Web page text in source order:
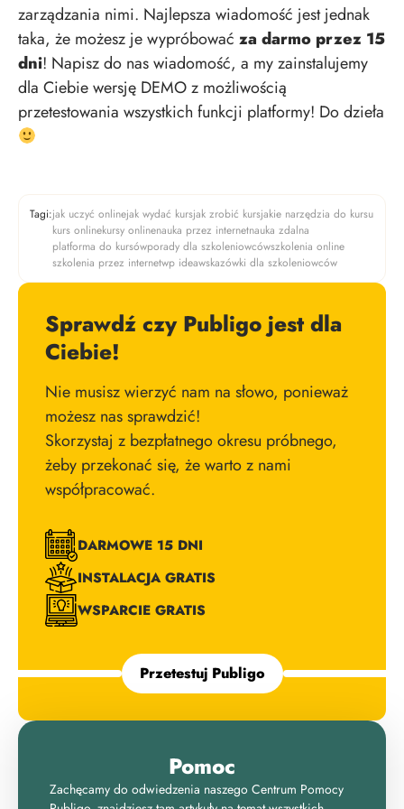
zarządzania nimi. Najlepsza wiadomość jest jednak
taka, że możesz je wypróbować za darmo przez 15
dni! Napisz do nas wiadomość, a my zainstalujemy
dla Ciebie wersję DEMO z możliwością
przetestowania wszystkich funkcji platformy! Do dzieła
Tagi:jak uczyć onlinejak wydać kursjak zrobić kursjakie narzędzia do kursu
kurs onlinekursy onlinenauka przez internetnauka zdalna
platforma do kursówporady dla szkoleniowcówszkolenia online
szkolenia przez internetwp ideawskazówki dla szkoleniowców
Sprawdź czy Publigo jest dla
Ciebie!
Nie musisz wierzyć nam na słowo, ponieważ
możesz nas sprawdzić!
Skorzystaj z bezpłatnego okresu próbnego,
żeby przekonać się, że warto z nami
współpracować.
DARMOWE 15 DNI
INSTALACJA GRATIS
WSPARCIE GRATIS
Przetestuj Publigo
Pomoc
Zachęcamy do odwiedzenia naszego Centrum Pomocy